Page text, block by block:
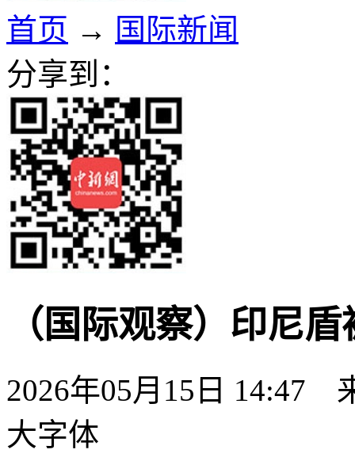
首页 → 国际新闻
分享到：
（国际观察）印尼
2026年05月15日 14:47
大字体